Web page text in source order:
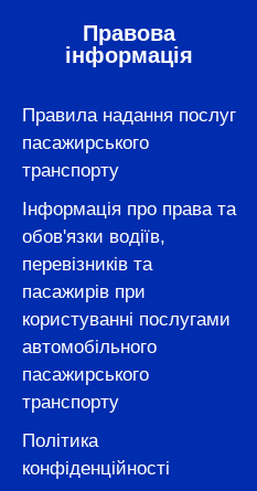
Правова
інформація
Правила надання послуг
пасажирського
транспорту
Інформація про права та
обов'язки водіїв,
перевізників та
пасажирів при
користуванні послугами
автомобільного
пасажирського
транспорту
Політика
конфіденційності